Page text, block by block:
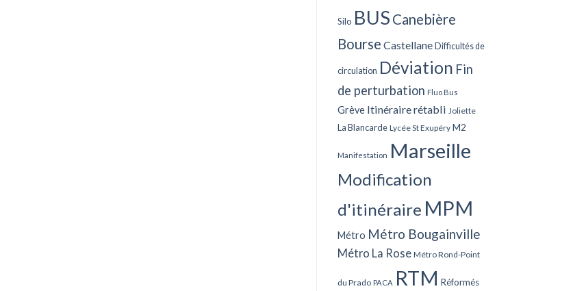
Silo BUS Canebière
Bourse Castellane Difficultés de
circulation Déviation Fin
de perturbation Fluo Bus
Grève Itinéraire rétabli Joliette
La Blancarde Lycée St Exupéry M2
Manifestation Marseille
Modification
d'itinéraire MPM
Métro Métro Bougainville
Métro La Rose Métro Rond-Point
du Prado PACA RTM Réformés